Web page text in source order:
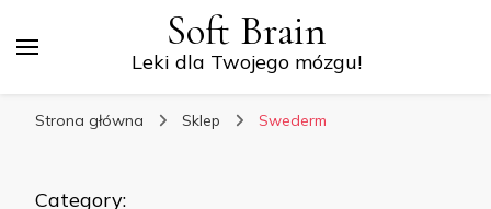
Soft Brain
Leki dla Twojego mózgu!
Strona główna Sklep Swederm
Category: